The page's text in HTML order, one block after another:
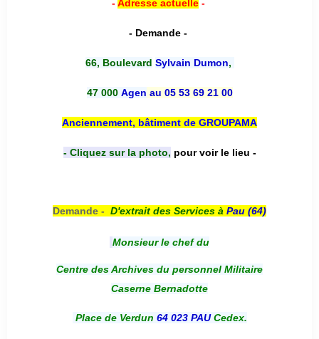
-Adresse actuelle-
- Demande -
66, Boulevard Sylvain Dumon,
47 000 Agen au 05 53 69 21 00
Anciennement, bâtiment de GROUPAMA
- Cliquez sur la photo, pour voir le lieu -
Demande - D'extrait des Services à Pau (64)
Monsieur le chef du
Centre des Archives du personnel Militaire
Caserne Bernadotte
Place de Verdun 64 023 PAUCedex.